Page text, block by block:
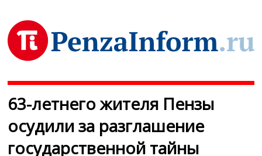
63-летнего жителя Пензы
осудили за разглашение
государственной тайны